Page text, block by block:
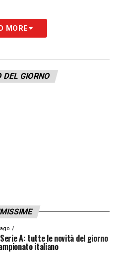
MORE
DEL GIORNO
A: tutte le novità del giorno
italiano